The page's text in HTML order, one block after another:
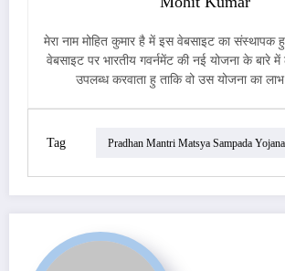
मेरा नाम मोहित कुमार है में इस वेबसाइट का संस्थापक
वेबसाइट पर भारतीय गवर्नमेंट की नई योजना के बारे में
उपलब्ध करवाता हु ताकि वो उस योजना का
Tag Pradhan Mantri Matsya Sampada Yojana